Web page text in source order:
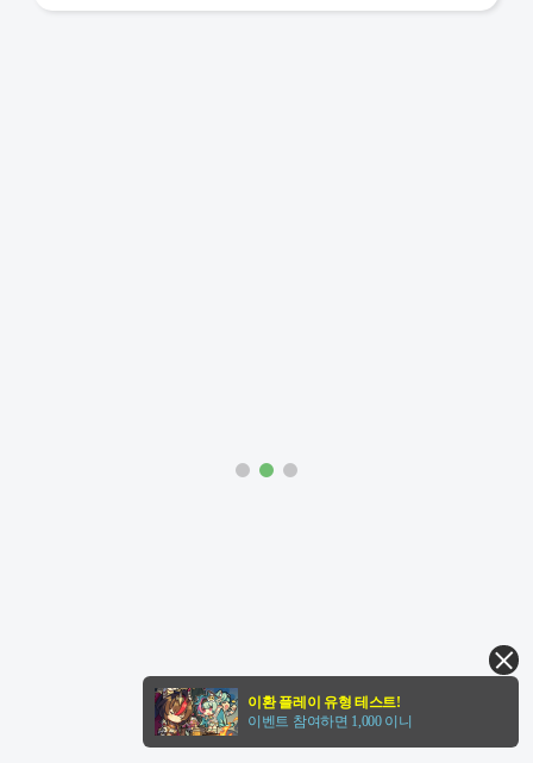
이환 플레이 유형 테스트!
이벤트 참여하면 1,000 이니